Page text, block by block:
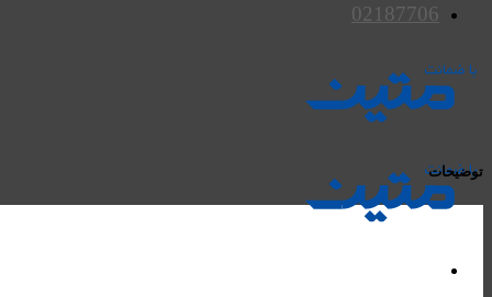
02187706
توضیحات